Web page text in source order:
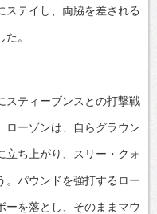
ステイし、両脇を差される
。
スティーブンスとの打撃戦
ローゾンは、自らグラウン
立ち上がり、スリー・クォ
。パウンドを強打するロー
ーを落とし、そのままマウ